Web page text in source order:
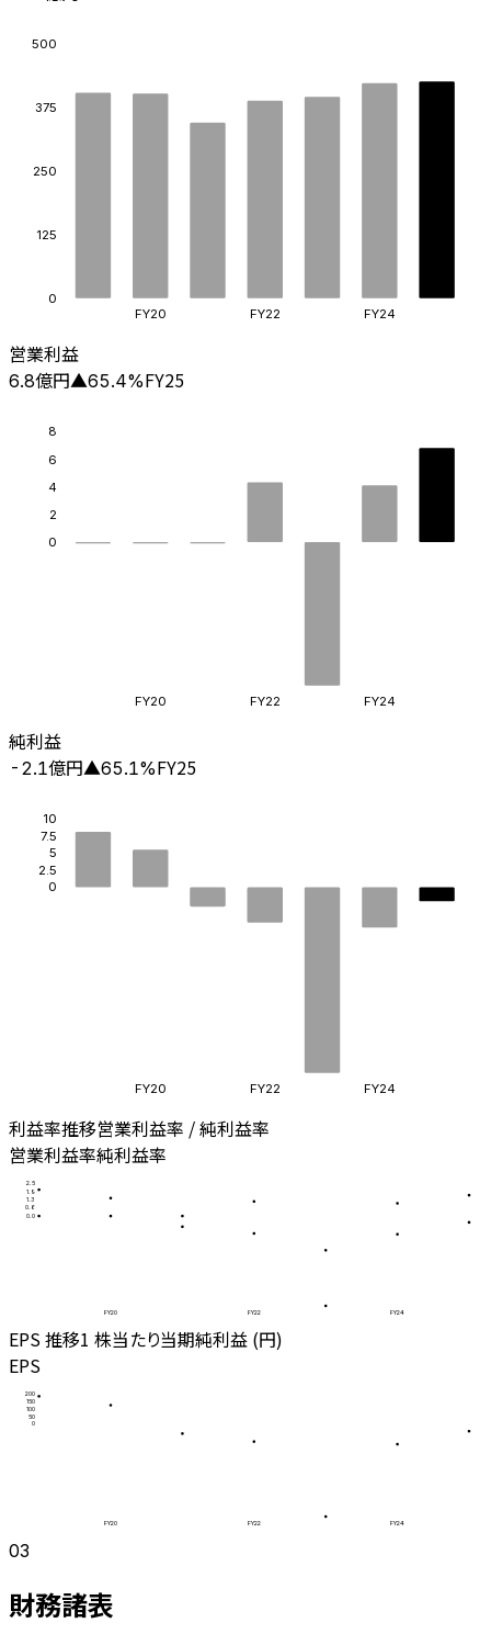
0
125
250
375
500
FY20 FY22 FY24
営業利益
6.8億円▲65.4%FY25
0
2
4
6
8
FY20 FY22 FY24
純利益
-2.1億円▲65.1%FY25
0
2.5
5
7.5
10
FY20 FY22 FY24
利益率推移営業利益率 / 純利益率
営業利益率純利益率
0.0
0.6
1.3
1.9
2.5
FY20 FY22 FY24
EPS 推移1 株当たり当期純利益 (円)
EPS
0
50
100
150
200
FY20 FY22 FY24
03
財務諸表